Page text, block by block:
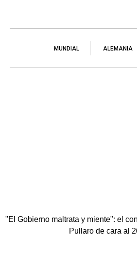
MUNDIAL ALEMANIA